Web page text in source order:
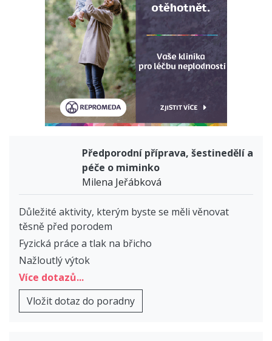
Předporodní příprava, šestinedělí a
péče o miminko
Milena Jeřábková
Důležité aktivity, kterým byste se měli věnovat
těsně před porodem
Fyzická práce a tlak na břicho
Nažloutlý výtok
Více dotazů...
Vložit dotaz do poradny